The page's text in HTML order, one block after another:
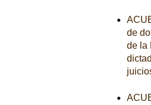
de
de la